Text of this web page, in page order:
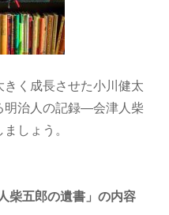
く成長させた小川健太
明治人の記録―会津人柴
しょう。
柴五郎の遺書」の内容